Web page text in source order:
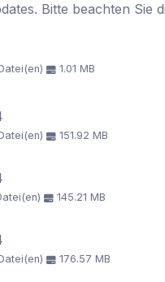
Bitte beachten Sie
1.01 MB
151.92 MB
145.21 MB
176.57 MB